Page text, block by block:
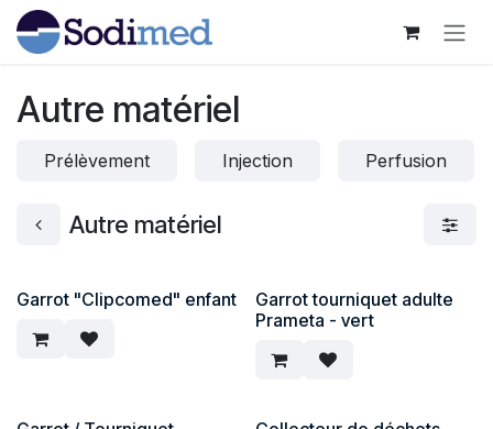
Se rendre au contenu
Autre matériel
Prélèvement Injection Perfusion
Autre matériel
Garrot "Clipcomed" enfant
Garrot tourniquet adulte
Prameta - vert